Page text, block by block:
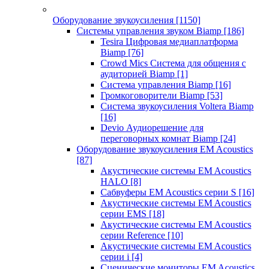
Оборудование звукоусиления [1150]
Системы управления звуком Biamp [186]
Tesira Цифровая медиаплатформа
Biamp [76]
Crowd Mics Система для общения с
аудиторией Biamp [1]
Система управления Biamp [16]
Громкоговорители Biamp [53]
Система звукоусиления Voltera Biamp
[16]
Devio Аудиорешение для
переговорных комнат Biamp [24]
Оборудование звукоусиления EM Acoustics
[87]
Акустические системы EM Acoustics
HALO [8]
Сабвуферы EM Acoustics серии S [16]
Акустические системы EM Acoustics
серии EMS [18]
Акустические системы EM Acoustics
серии Reference [10]
Акустические системы EM Acoustics
серии i [4]